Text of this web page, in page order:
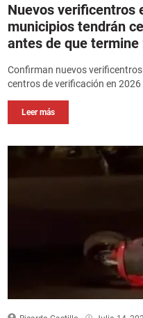
Nuevos verificentros
municipios tendrán
antes de que termine
Confirman nuevos
centros de verificación en 2026
Leer más